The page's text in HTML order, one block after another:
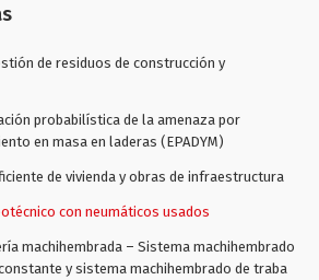
de residuos de construcción y
probabilística de la amenaza por
en masa en laderas (EPADYM)
de vivienda y obras de infraestructura
con neumáticos usados
machihembrada – Sistema machihembrado
y sistema machihembrado de traba